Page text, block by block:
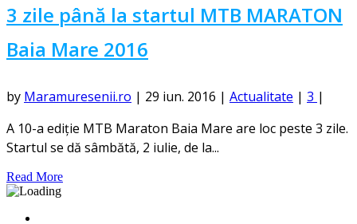
3 zile până la startul MTB MARATON
Baia Mare 2016
by Maramuresenii.ro | 29 iun. 2016 | Actualitate | 3 |
A 10-a ediție MTB Maraton Baia Mare are loc peste 3 zile.
Startul se dă sâmbătă, 2 iulie, de la...
Read More